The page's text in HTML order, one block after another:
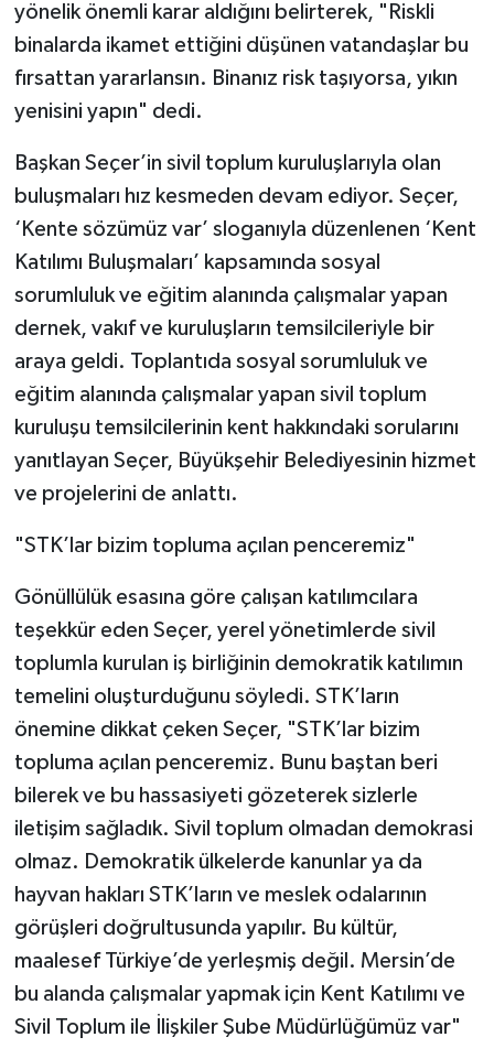
yönelik önemli karar aldığını belirterek, "Riskli
binalarda ikamet ettiğini düşünen vatandaşlar bu
fırsattan yararlansın. Binanız risk taşıyorsa, yıkın
yenisini yapın" dedi.
Başkan Seçer’in sivil toplum kuruluşlarıyla olan
buluşmaları hız kesmeden devam ediyor. Seçer,
‘Kente sözümüz var’ sloganıyla düzenlenen ‘Kent
Katılımı Buluşmaları’ kapsamında sosyal
sorumluluk ve eğitim alanında çalışmalar yapan
dernek, vakıf ve kuruluşların temsilcileriyle bir
araya geldi. Toplantıda sosyal sorumluluk ve
eğitim alanında çalışmalar yapan sivil toplum
kuruluşu temsilcilerinin kent hakkındaki sorularını
yanıtlayan Seçer, Büyükşehir Belediyesinin hizmet
ve projelerini de anlattı.
"STK’lar bizim topluma açılan penceremiz"
Gönüllülük esasına göre çalışan katılımcılara
teşekkür eden Seçer, yerel yönetimlerde sivil
toplumla kurulan iş birliğinin demokratik katılımın
temelini oluşturduğunu söyledi. STK’ların
önemine dikkat çeken Seçer, "STK’lar bizim
topluma açılan penceremiz. Bunu baştan beri
bilerek ve bu hassasiyeti gözeterek sizlerle
iletişim sağladık. Sivil toplum olmadan demokrasi
olmaz. Demokratik ülkelerde kanunlar ya da
hayvan hakları STK’ların ve meslek odalarının
görüşleri doğrultusunda yapılır. Bu kültür,
maalesef Türkiye’de yerleşmiş değil. Mersin’de
bu alanda çalışmalar yapmak için Kent Katılımı ve
Sivil Toplum ile İlişkiler Şube Müdürlüğümüz var"